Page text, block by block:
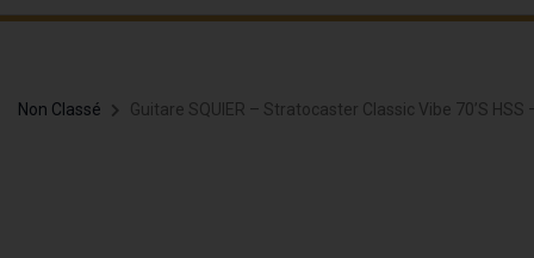
Non Classé Guitare SQUIER – Stratocaster Classic Vibe 70’s HSS